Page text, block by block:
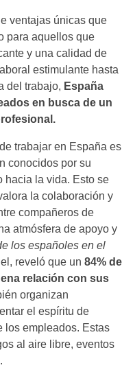
ventajas únicas que
para aquellos que
y una calidad de
estimulante hasta
del trabajo, España
en busca de un
trabajar en España es
conocidos por su
hacia la vida. Esto se
la colaboración y
compañeros de
atmósfera de apoyo y
los españoles en el
reveló que un 84% de
relación con sus
organizan
el espíritu de
los empleados. Estas
al aire libre, eventos